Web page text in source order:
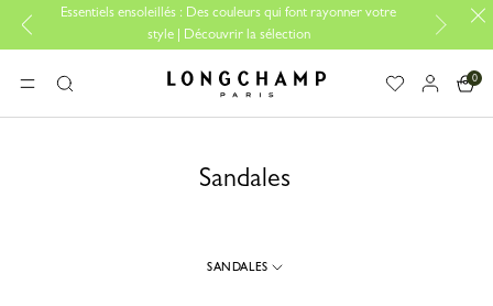
Essentiels ensoleillés : Des couleurs qui font rayonner votre
style | Découvrir la sélection
MENURechercher Longchamp - Accueil
0
Sandales
SANDALES